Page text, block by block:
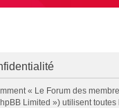
« Le Forum des
Limited ») utilisent